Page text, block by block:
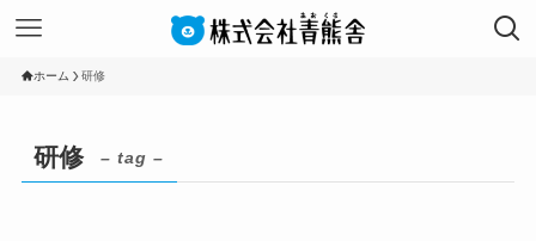
ホーム 研修
研修 – tag –